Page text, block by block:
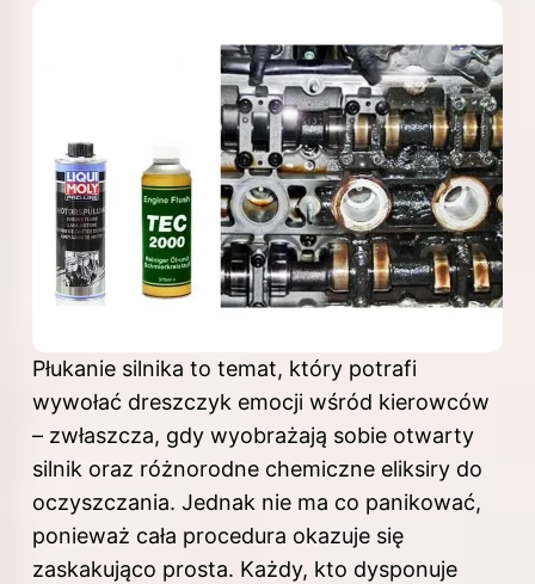
Płukanie silnika to temat, który potrafi
wywołać dreszczyk emocji wśród kierowców
– zwłaszcza, gdy wyobrażają sobie otwarty
silnik oraz różnorodne chemiczne eliksiry do
oczyszczania. Jednak nie ma co panikować,
ponieważ cała procedura okazuje się
zaskakująco prosta. Każdy, kto dysponuje